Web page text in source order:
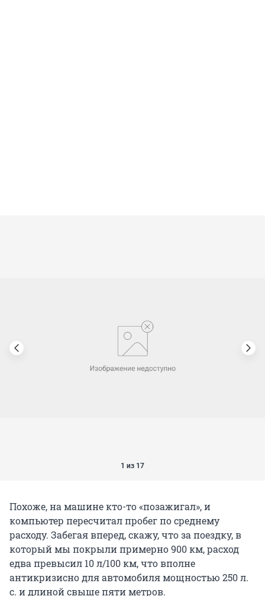
1 из 17
Похоже, на машине кто-то «позажигал», и
компьютер пересчитал пробег по среднему
расходу. Забегая вперед, скажу, что за поездку, в
который мы покрыли примерно 900 км, расход
едва превысил 10 л/100 км, что вполне
антикризисно для автомобиля мощностью 250 л.
с. и длиной свыше пяти метров.